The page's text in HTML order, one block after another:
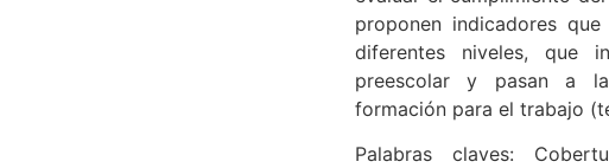
proponen indicadores
diferentes niveles, que
preescolar y pasan a la
formación para el trabajo
Palabras claves: